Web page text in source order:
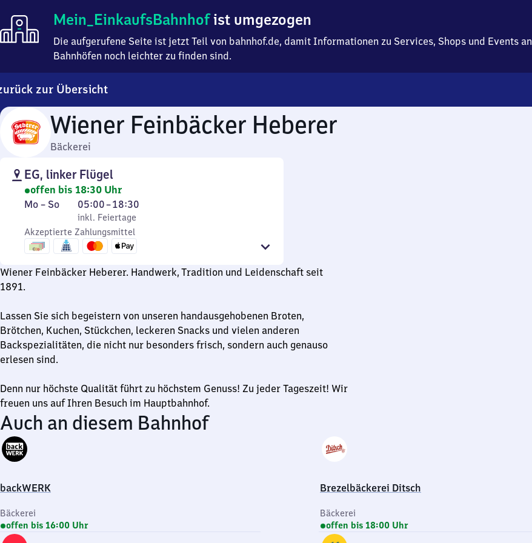
Mein
Einkaufsbahnhof
ist
umgezogen
Mein_EinkaufsBahnhofist umgezogen
Die aufgerufene Seite ist jetzt Teil von bahnhof.de, damit Informationen zu Services, Shops und Events an
Bahnhöfen noch leichter zu finden sind.
zur Übersicht
Wiener Feinbäcker Heberer
Bäckerei
EG, linker Flügel
offen bis 18:30 Uhr
Montag
Sonntag
Mo – So,
inkl. Feiertage
05:00–18:30
Von
5
Uhr
bis
Uhr
inkl. Feiertage
Akzeptierte Zahlungsmittel
Wiener Feinbäcker Heberer. Handwerk, Tradition und Leidenschaft seit
1891.
Lassen Sie sich begeistern von unseren handausgehobenen Broten,
Brötchen, Kuchen, Stückchen, leckeren Snacks und vielen anderen
Backspezialitäten, die nicht nur besonders frisch, sondern auch genauso
erlesen sind.
Denn nur höchste Qualität führt zu höchstem Genuss! Zu jeder Tageszeit! Wir
freuen uns auf Ihren Besuch im Hauptbahnhof.
Auch an diesem Bahnhof
backWERK
Bäckerei
offen bis 16:00 Uhr
Brezelbäckerei Ditsch
Bäckerei
offen bis 18:00 Uhr